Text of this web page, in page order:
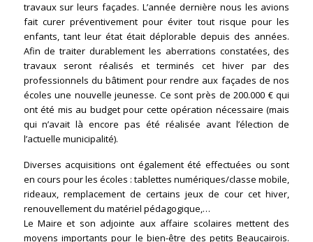
travaux sur leurs façades. L’année dernière nous les avions
fait curer préventivement pour éviter tout risque pour les
enfants, tant leur état était déplorable depuis des années.
Afin de traiter durablement les aberrations constatées, des
travaux seront réalisés et terminés cet hiver par des
professionnels du bâtiment pour rendre aux façades de nos
écoles une nouvelle jeunesse. Ce sont près de 200.000 € qui
ont été mis au budget pour cette opération nécessaire (mais
qui n’avait là encore pas été réalisée avant l’élection de
l’actuelle municipalité).
Diverses acquisitions ont également été effectuées ou sont
en cours pour les écoles : tablettes numériques/classe mobile,
rideaux, remplacement de certains jeux de cour cet hiver,
renouvellement du matériel pédagogique,…
Le Maire et son adjointe aux affaire scolaires mettent des
moyens importants pour le bien-être des petits Beaucairois.